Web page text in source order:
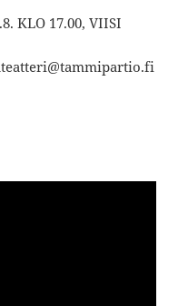
KLO 17.00, VIISI